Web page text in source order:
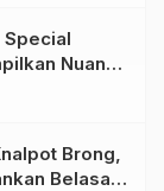
Special
Nuansa
Skena
Brong,
Belasan